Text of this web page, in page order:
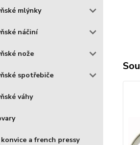
mlýnky
náčiní
nože
spotřebiče
váhy
a french pressy